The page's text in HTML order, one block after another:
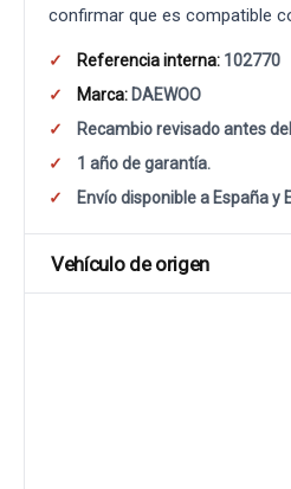
confirmar que es compatible
Referencia interna: 102770
Marca: DAEWOO
Recambio revisado antes
1 año de garantía.
Envío disponible a España y
Vehículo de origen